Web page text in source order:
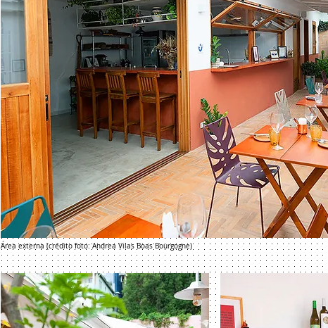
Área externa (crédito foto: Andrea Vilas Boas Bourgogne)